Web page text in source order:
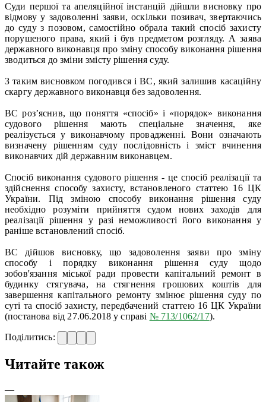
Суди першої та апеляційної інстанцій дійшли висновку про
відмову у задоволенні заяви, оскільки позивач, звертаючись
до суду з позовом, самостійно обрала такий спосіб захисту
порушеного права, який і був предметом розгляду. А заява
державного виконавця про зміну способу виконання рішення
зводиться до зміни змісту рішення суду.
З таким висновком погодився і ВС, який залишив касаційну
скаргу державного виконавця без задоволення.
ВС роз’яснив, що поняття «спосіб» і «порядок» виконання
судового рішення мають спеціальне значення, яке
реалізується у виконавчому провадженні. Вони означають
визначену рішенням суду послідовність і зміст вчинення
виконавчих дій державним виконавцем.
Спосіб виконання судового рішення - це спосіб реалізації та
здійснення способу захисту, встановленого статтею 16 ЦК
України. Під зміною способу виконання рішення суду
необхідно розуміти прийняття судом нових заходів для
реалізації рішення у разі неможливості його виконання у
раніше встановлений спосіб.
ВС дійшов висновку, що задоволення заяви про зміну
способу і порядку виконання рішення суду щодо
зобов'язання міської ради провести капітальний ремонт в
будинку стягувача, на стягнення грошових коштів для
завершення капітального ремонту змінює рішення суду по
суті та спосіб захисту, передбачений статтею 16 ЦК України
(постанова від 27.06.2018 у справі № 713/1062/17).
Поділитись:
Читайте також
—